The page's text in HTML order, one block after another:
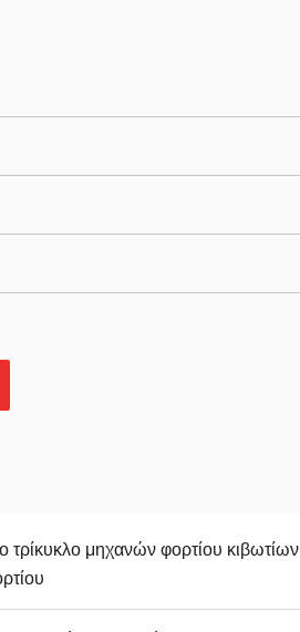
τρίκυκλο μηχανών φορτίου κιβωτίων